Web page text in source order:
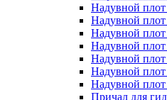
Надувной
Надувной плот
Надувной
Надувной
Надувной
Надувной плот
Надувной
Причал для